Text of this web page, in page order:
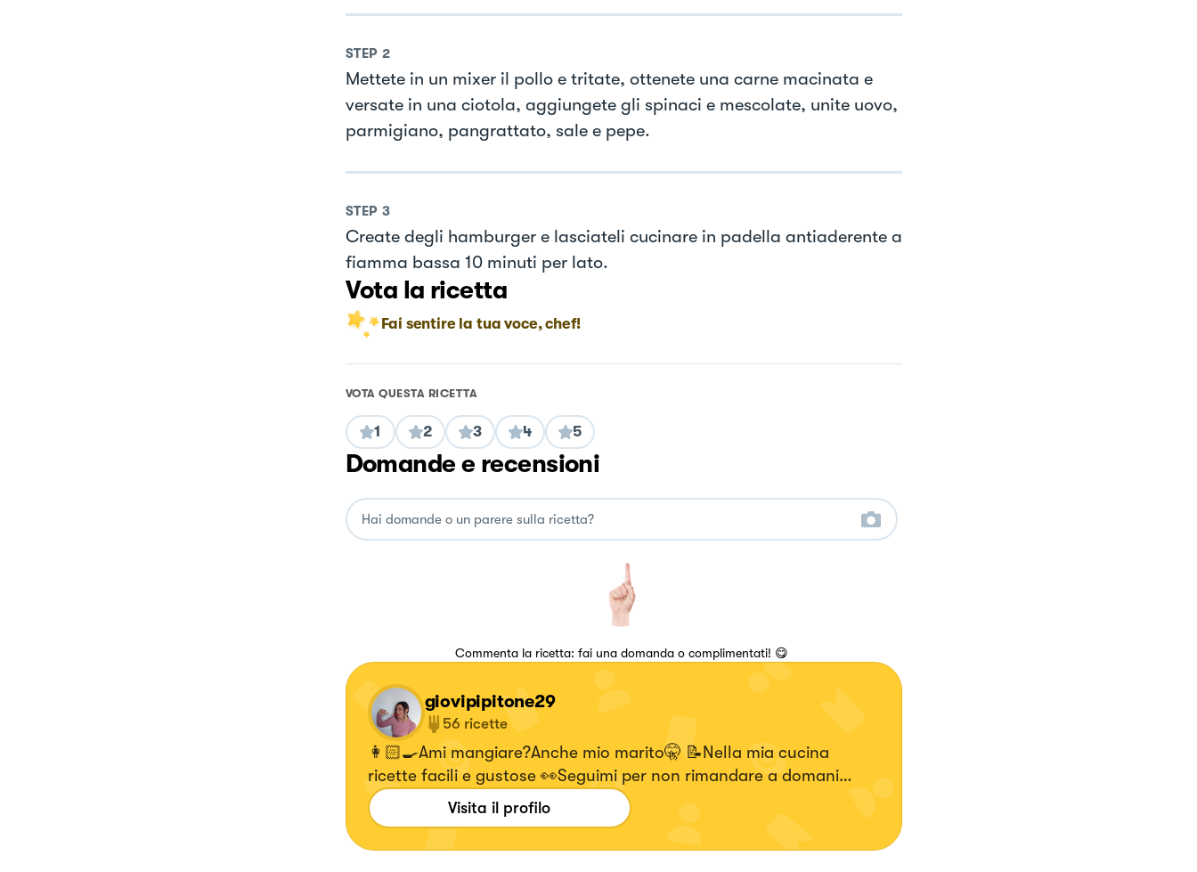
STEP 2
Mettete in un mixer il pollo e tritate, ottenete una carne macinata e
versate in una ciotola, aggiungete gli spinaci e mescolate, unite uovo,
parmigiano, pangrattato, sale e pepe.
STEP 3
Create degli hamburger e lasciateli cucinare in padella antiaderente a
fiamma bassa 10 minuti per lato.
Vota la ricetta
Fai sentire la tua voce, chef!
VOTA QUESTA RICETTA
1 2 3 4 5
Domande e recensioni
Commenta la ricetta: fai una domanda o complimentati! 😋
giovipipitone29
56 ricette
👩🏻‍🍳Ami mangiare?Anche mio marito🤫 📝Nella mia cucina
ricette facili e gustose 👀Seguimi per non rimandare a domani
quello che puoi mangiare oggi
Visita il profilo